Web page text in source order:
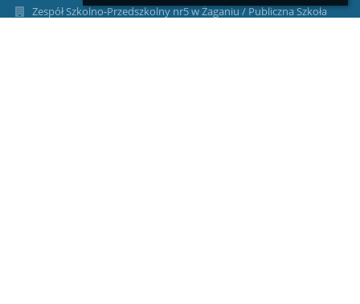
Zespół Szkolno-Przedszkolny nr5 w Żaganiu / Publiczna Szkoła